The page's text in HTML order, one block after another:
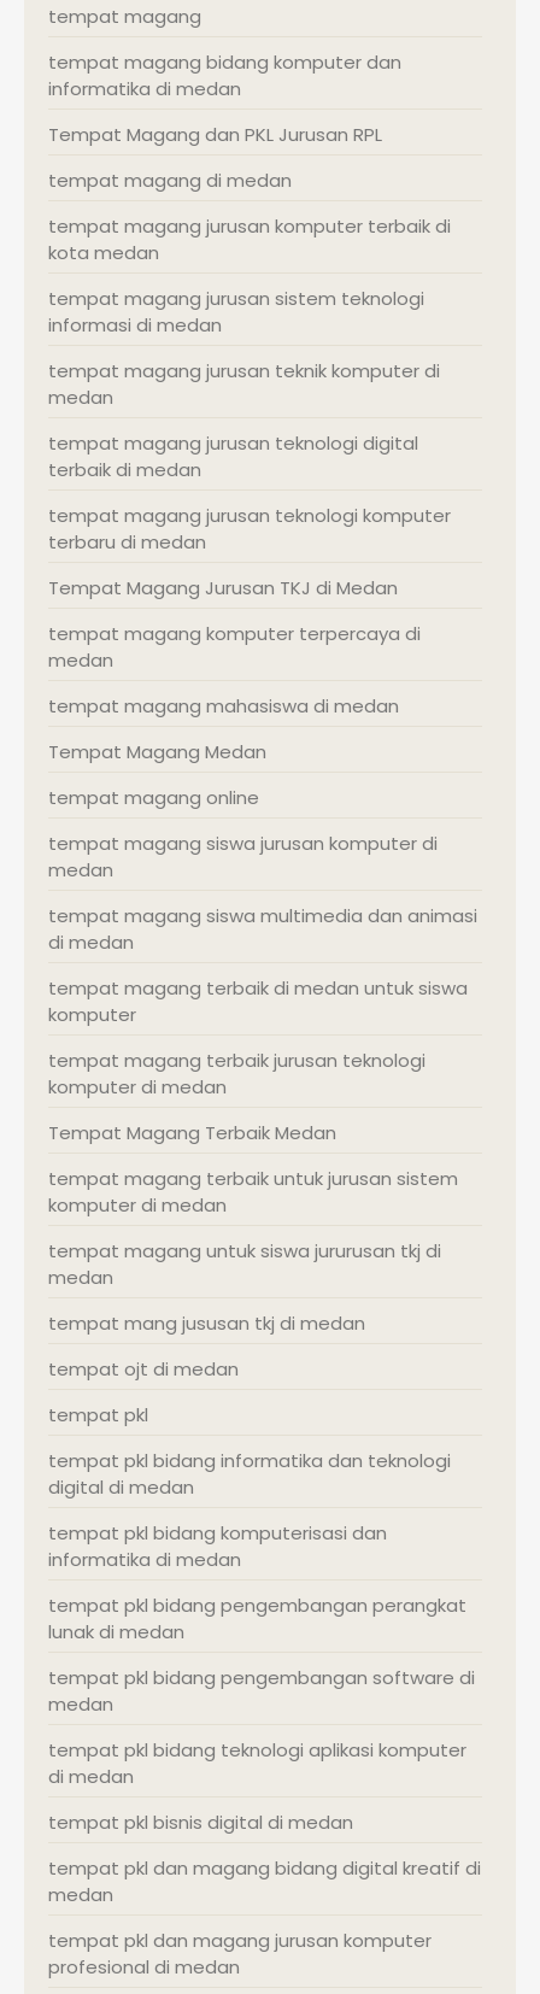
tempat magang
tempat magang bidang komputer dan
informatika di medan
Tempat Magang dan PKL Jurusan RPL
tempat magang di medan
tempat magang jurusan komputer terbaik di
kota medan
tempat magang jurusan sistem teknologi
informasi di medan
tempat magang jurusan teknik komputer di
medan
tempat magang jurusan teknologi digital
terbaik di medan
tempat magang jurusan teknologi komputer
terbaru di medan
Tempat Magang Jurusan TKJ di Medan
tempat magang komputer terpercaya di
medan
tempat magang mahasiswa di medan
Tempat Magang Medan
tempat magang online
tempat magang siswa jurusan komputer di
medan
tempat magang siswa multimedia dan animasi
di medan
tempat magang terbaik di medan untuk siswa
komputer
tempat magang terbaik jurusan teknologi
komputer di medan
Tempat Magang Terbaik Medan
tempat magang terbaik untuk jurusan sistem
komputer di medan
tempat magang untuk siswa jururusan tkj di
medan
tempat mang jususan tkj di medan
tempat ojt di medan
tempat pkl
tempat pkl bidang informatika dan teknologi
digital di medan
tempat pkl bidang komputerisasi dan
informatika di medan
tempat pkl bidang pengembangan perangkat
lunak di medan
tempat pkl bidang pengembangan software di
medan
tempat pkl bidang teknologi aplikasi komputer
di medan
tempat pkl bisnis digital di medan
tempat pkl dan magang bidang digital kreatif di
medan
tempat pkl dan magang jurusan komputer
profesional di medan